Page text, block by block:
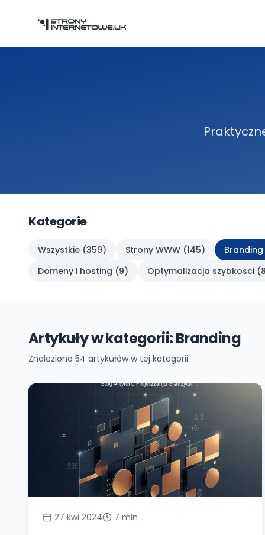
Kategorie
Wszystkie (359) Strony WWW (145) Branding
Domeny i hosting (9) Optymalizacja szybkosci (8
Artykuły w kategorii: Branding
Znaleziono 54 artykułów w tej kategorii.
27 kwi 2024 7 min